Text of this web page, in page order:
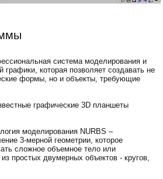
система моделирования и
графики, которая позволяет создавать не
формы, но и объекты, требующие
графические 3D планшеты
моделирования NURBS –
3-мерной геометрии, которое
сложное объемное тело или
простых двумерных объектов - кругов,